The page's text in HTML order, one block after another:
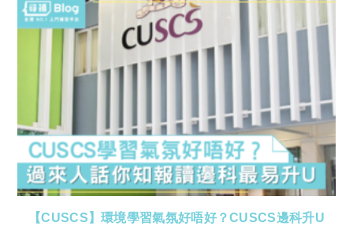
【CUSCS】環境學習氣氛好唔好？CUSCS邊科升U